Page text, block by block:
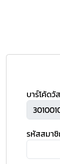
บาร์โค้ดวั
รหัสสมา